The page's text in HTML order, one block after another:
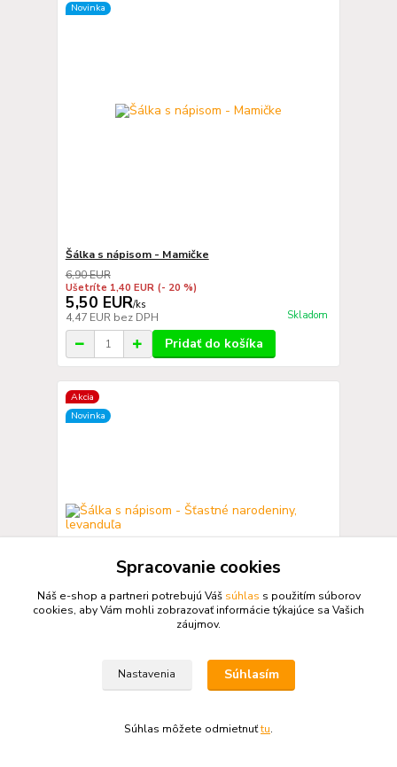
Novinka
Šálka s nápisom - Mamičke
6,90 EUR
Ušetríte 1,40 EUR (- 20 %)
5,50 EUR/ks
4,47 EUR bez DPH Skladom
Pridať do košíka
Akcia
Novinka
Šálka s nápisom - Šťastné narodeniny, levanduľa
Ušetríte 1,40 EUR (- 20 %)
bez DPH
Spracovanie cookies
Náš e-shop a partneri potrebujú Váš súhlas s použitím súborov
cookies, aby Vám mohli zobrazovať informácie týkajúce sa Vašich
záujmov.
Nastavenia Súhlasím
Súhlas môžete odmietnuťtu.